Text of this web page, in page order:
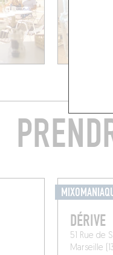
DÉRIVE
51 Rue de
Marseille